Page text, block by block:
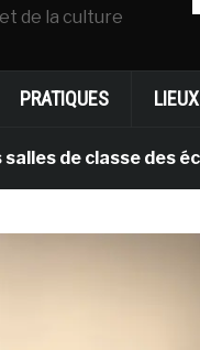
de la culture
PRATIQUES
classe des écoles